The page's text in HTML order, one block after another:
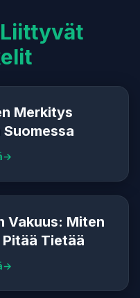
Merkitys
Vakuus: Miten
Tietää